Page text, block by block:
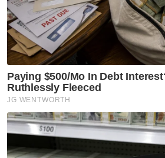
Penyimpanan, pengendalian
padi sah - Jabatan Pertanian
Bilik kebal 'hari kiamat': Malaysia
padi, terung dan kacang
Denda RM3,000 ke atas Aliff
hukuman maksimum kes